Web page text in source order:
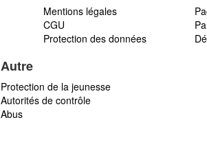
Mentions légales
CGU
Protection des données
Autre
Protection de la jeunesse
Autorités de contrôle
Abus